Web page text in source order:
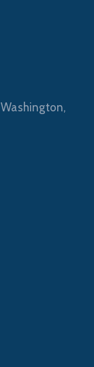
Washington,